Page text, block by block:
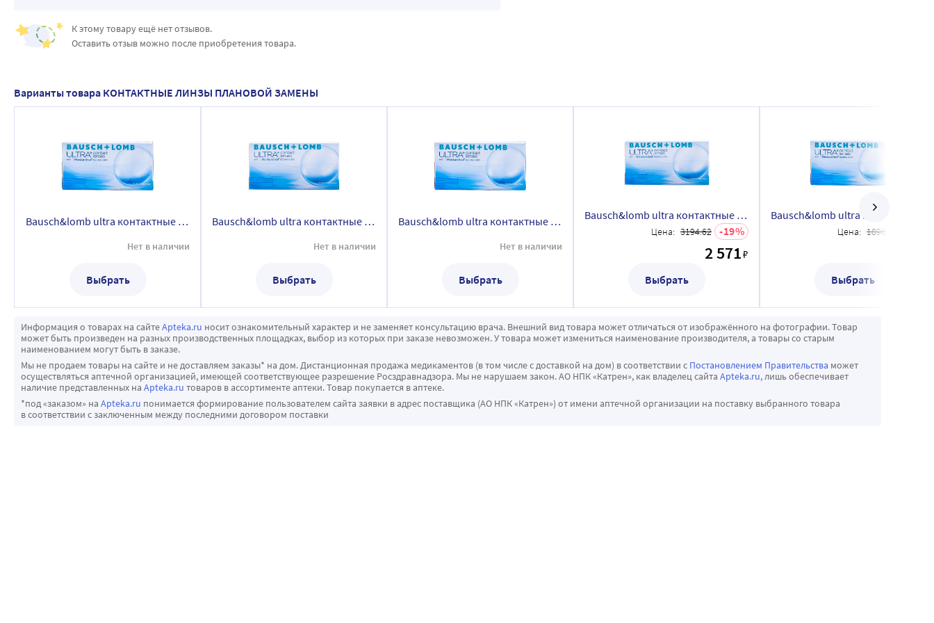
К этому товару ещё нет отзывов.
Оставить отзыв можно после приобретения товара.
Варианты товара КОНТАКТНЫЕ ЛИНЗЫ ПЛАНОВОЙ ЗАМЕНЫ
Bausch&lomb ultra контактные линзы плановой замены/-6,00/ 3 шт.
Нет в наличии
Выбрать
Bausch&lomb ultra контактные линзы плановой замены/-6,00/ 6 шт.
Нет в наличии
Выбрать
Bausch&lomb ultra контактные линзы плановой замены/-5,75/ 3 шт.
Нет в наличии
Выбрать
Bausch&lomb ultra контактные линзы плановой замены/-5,75/ 6 шт.
Цена: 3194.62 19
2 571₽
Выбрать
Цена: 1896.77
Выбрать
Информация о товарах на сайтеApteka.ru носит ознакомительный характер и не заменяет консультацию врача. Внешний вид товара может отличаться от изображённого на фотографии. Товар
может быть произведен на разных производственных площадках, выбор из которых при заказе невозможен. У товара может измениться наименование производителя, а товары со старым
наименованием могут быть в заказе.
Мы не продаем товары на сайте и не доставляем заказы* на дом. Дистанционная продажа медикаментов (в том числе с доставкой на дом) в соответствии с Постановлением Правительства может
осуществляться аптечной организацией, имеющей соответствующее разрешение Росздравнадзора. Мы не нарушаем закон. АО НПК «Катрен», как владелец сайта Apteka.ru, лишь обеспечивает
наличие представленных на Apteka.ru товаров в ассортименте аптеки. Товар покупается в аптеке.
*под «заказом» на Apteka.ru понимается формирование пользователем сайта заявки в адрес поставщика (АО НПК «Катрен») от имени аптечной организации на поставку выбранного товара
в соответствии с заключенным между последними договором поставки